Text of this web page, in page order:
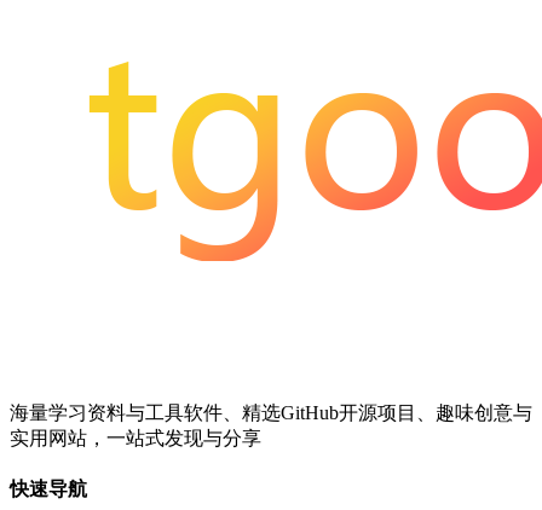
海量学习资料与工具软件、精选GitHub开源项目、趣味创意与
实用网站，一站式发现与分享
快速导航